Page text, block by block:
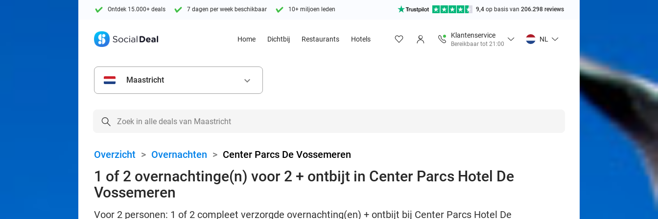
Ontdek 15.000+ deals 7 dagen per week beschikbaar 10+ miljoen leden 9,4 op basis van 206.298 reviews
Home Dichtbij Restaurants Hotels
Klantenservice
Bereikbaar tot 21:00
NL
Maastricht keyboard_arrow_down
Overzicht > Overnachten > Center Parcs De Vossemeren
1 of 2 overnachtinge(n) voor 2 + ontbijt in Center Parcs Hotel De
Vossemeren
Voor 2 personen: 1 of 2 compleet verzorgde overnachting(en) + ontbijt bij Center Parcs Hotel De